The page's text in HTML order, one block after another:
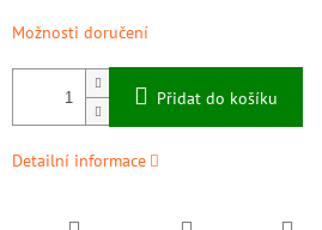
Možnosti doručení
Přidat do košíku
Detailní informace